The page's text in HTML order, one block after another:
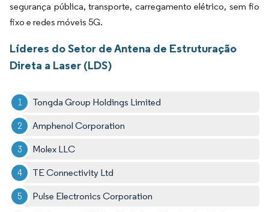
segurança pública, transporte, carregamento elétrico, sem fio
fixo e redes móveis 5G.
Líderes do Setor de Antena de Estruturação
Direta a Laser (LDS)
Tongda Group Holdings Limited
Amphenol Corporation
Molex LLC
TE Connectivity Ltd
Pulse Electronics Corporation